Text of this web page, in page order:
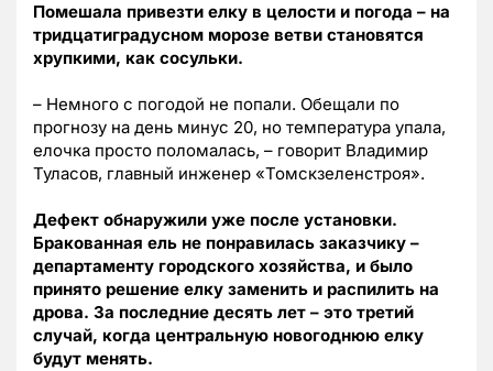
Помешала привезти елку в целости и погода – на
тридцатиградусном морозе ветви становятся
хрупкими, как сосульки.
– Немного с погодой не попали. Обещали по
прогнозу на день минус 20, но температура упала,
елочка просто поломалась, – говорит Владимир
Туласов, главный инженер «Томскзеленстроя».
Дефект обнаружили уже после установки.
Бракованная ель не понравилась заказчику –
департаменту городского хозяйства, и было
принято решение елку заменить и распилить на
дрова. За последние десять лет – это третий
случай, когда центральную новогоднюю елку
будут менять.